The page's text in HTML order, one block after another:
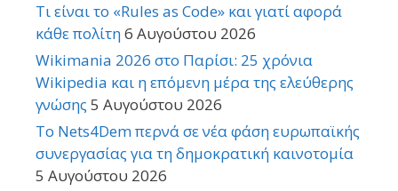
Τι είναι το «Rules as Code» και γιατί αφορά
κάθε πολίτη6 Αυγούστου 2026
Wikimania 2026 στο Παρίσι: 25 χρόνια
Wikipedia και η επόμενη μέρα της ελεύθερης
γνώσης 5 Αυγούστου 2026
Το Nets4Dem περνά σε νέα φάση ευρωπαϊκής
συνεργασίας για τη δημοκρατική καινοτομία
5 Αυγούστου 2026